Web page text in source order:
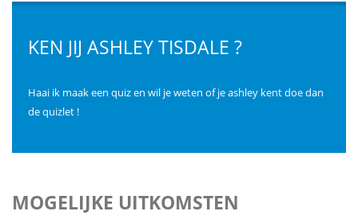
KEN JIJ ASHLEY TISDALE ?
Haai ik maak een quiz en wil je weten of je ashley kent doe dan
de quizlet !
MOGELIJKE UITKOMSTEN